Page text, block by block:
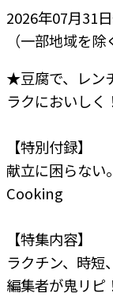
2026年07月31日
（一部地域を除
★豆腐で、レン
ラクにおいし
【特別付録】
献立に困らない
Cooking
【特集内容】
ラクチン、時短
編集者が鬼リピ